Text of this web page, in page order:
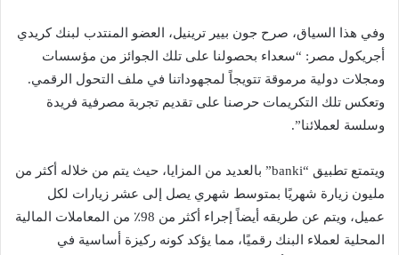
وفي هذا السياق، صرح جون بيير ترينيل، العضو المنتدب لبنك كريدي
أجريكول مصر: “سعداء بحصولنا على تلك الجوائز من مؤسسات
ومجلات دولية مرموقة تتويجاً لمجهوداتنا في ملف التحول الرقمي.
وتعكس تلك التكريمات حرصنا على تقديم تجربة مصرفية فريدة
وسلسة لعملائنا”.
ويتمتع تطبيق “banki” بالعديد من المزايا، حيث يتم من خلاله أكثر من
مليون زيارة شهريًا بمتوسط شهري يصل إلى عشر زيارات لكل
عميل، ويتم عن طريقه أيضاً إجراء أكثر من 98٪ من المعاملات المالية
المحلية لعملاء البنك رقميًا، مما يؤكد كونه ركيزة أساسية في